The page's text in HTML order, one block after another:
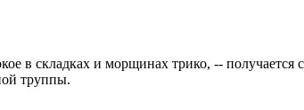
в складках и морщинах трико, -- получается
труппы.